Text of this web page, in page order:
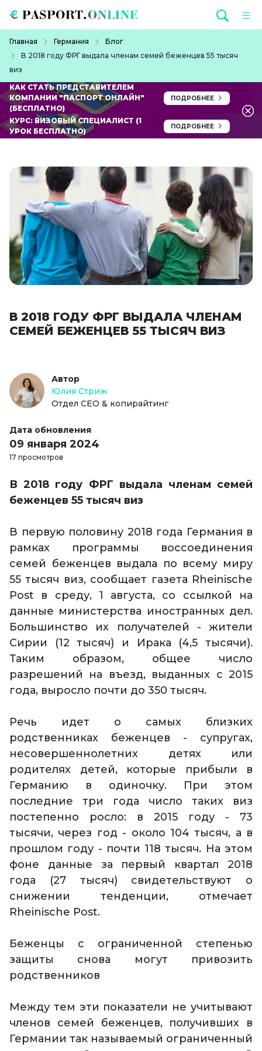
Главная Германия
Блог
В 2018 году ФРГ выдала членам семей беженцев 55 тысяч
виз
КАК СТАТЬ ПРЕДСТАВИТЕЛЕМ
КОМПАНИИ "ПАСПОРТ ОНЛАЙН"
(БЕСПЛАТНО)
ПОДРОБНЕЕ
КУРС: ВИЗОВЫЙ СПЕЦИАЛИСТ (1
УРОК БЕСПЛАТНО)
ПОДРОБНЕЕ
В 2018 ГОДУ ФРГ ВЫДАЛА ЧЛЕНАМ
СЕМЕЙ БЕЖЕНЦЕВ 55 ТЫСЯЧ ВИЗ
Автор
Юлия Стриж
Отдел СЕО & копирайтинг
Дата обновления
09 января 2024
17 просмотров
В 2018 году ФРГ выдала членам семей
беженцев 55 тысяч виз
В первую половину 2018 года Германия в
рамках программы воссоединения
семей беженцев выдала по всему миру
55 тысяч виз, сообщает газета Rheinische
Post в среду, 1 августа, со ссылкой на
данные министерства иностранных дел.
Большинство их получателей - жители
Сирии (12 тысяч) и Ирака (4,5 тысячи).
Таким образом, общее число
разрешений на въезд, выданных с 2015
года, выросло почти до 350 тысяч.
Речь идет о самых близких
родственниках беженцев - супругах,
несовершеннолетних детях или
родителях детей, которые прибыли в
Германию в одиночку. При этом
последние три года число таких виз
постепенно росло: в 2015 году - 73
тысячи, через год - около 104 тысяч, а в
прошлом году - почти 118 тысяч. На этом
фоне данные за первый квартал 2018
года (27 тысяч) свидетельствуют о
снижении тенденции, отмечает
Rheinische Post.
Беженцы с ограниченной степенью
защиты снова могут привозить
родственников
Между тем эти показатели не учитывают
членов семей беженцев, получивших в
Германии так называемый ограниченный